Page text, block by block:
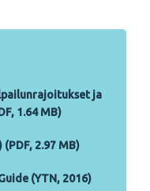
ja
1.64 MB)
2.97 MB)
(YTN, 2016)